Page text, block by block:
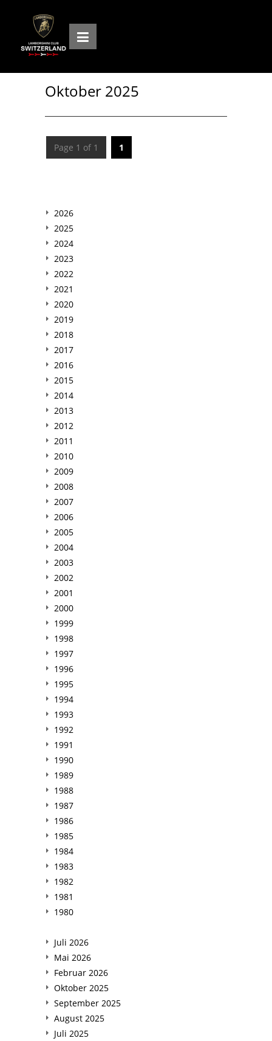
Oktober 2025
Page 1 of 1 1
2026
2025
2024
2023
2022
2021
2020
2019
2018
2017
2016
2015
2014
2013
2012
2011
2010
2009
2008
2007
2006
2005
2004
2003
2002
2001
2000
1999
1998
1997
1996
1995
1994
1993
1992
1991
1990
1989
1988
1987
1986
1985
1984
1983
1982
1981
1980
Juli 2026
Mai 2026
Februar 2026
Oktober 2025
September 2025
August 2025
Juli 2025